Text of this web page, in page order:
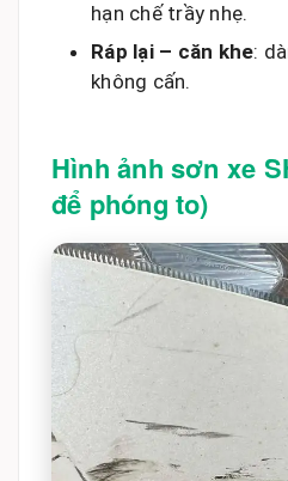
hạn chế trầy nhẹ.
Ráp lại – căn khe:
không cấn.
Hình ảnh sơn xe
để phóng to)